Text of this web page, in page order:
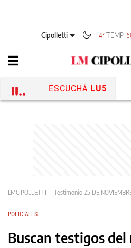
Cipolletti 4° TEMP
ESCUCHÁ LU5
LMCIPOLLETTI Testimonio 25 DE
POLICIALES
Buscan testigos